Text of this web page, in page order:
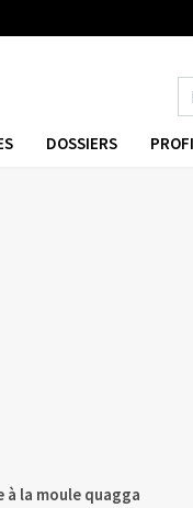
DOSSIERS
à la moule quagga